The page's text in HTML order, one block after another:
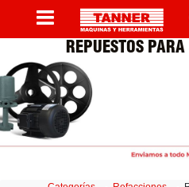
REPUESTOS